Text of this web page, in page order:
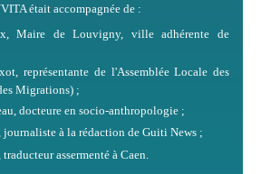
était accompagnée de :
Maire de Louvigny, ville adhérente de
représentante de l'Assemblée Locale des
Migrations) ;
docteure en socio-anthropologie ;
à la rédaction de Guiti News ;
assermenté à Caen.